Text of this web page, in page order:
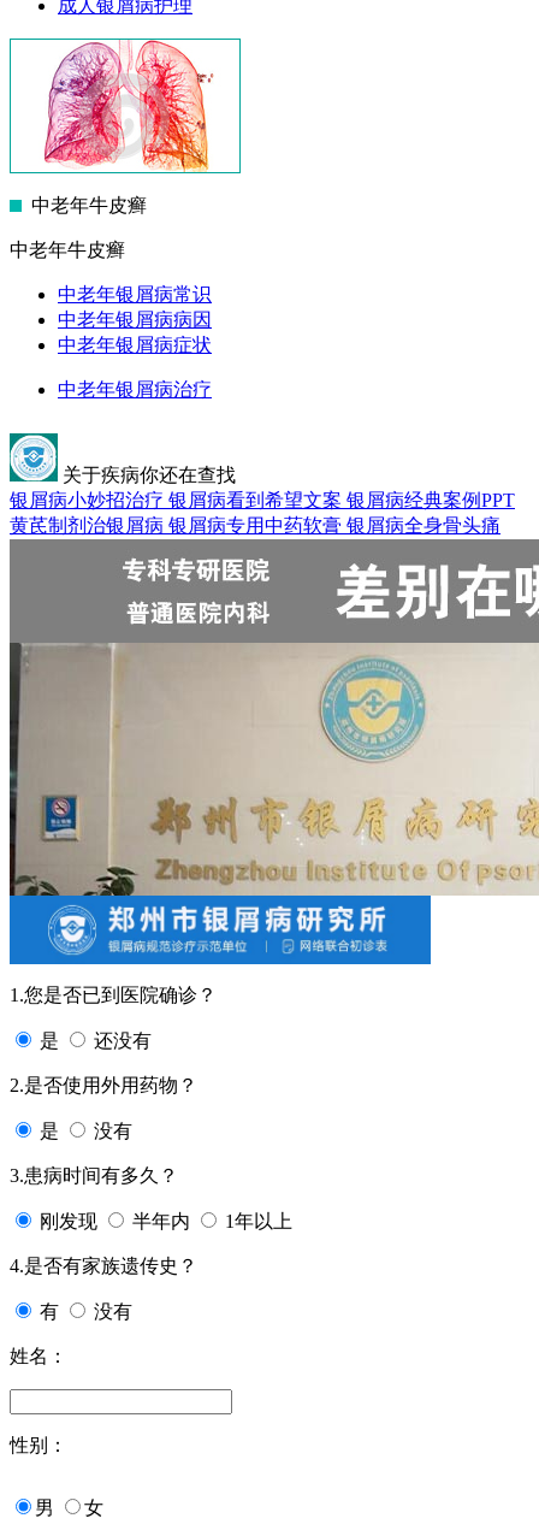
成人银屑病护理
中老年牛皮癣
中老年牛皮癣
中老年银屑病常识
中老年银屑病病因
中老年银屑病症状
中老年银屑病治疗
关于疾病你还在查找
银屑病小妙招治疗 银屑病看到希望文案 银屑病经典案例PPT
黄芪制剂治银屑病 银屑病专用中药软膏 银屑病全身骨头痛
1.您是否已到医院确诊？
是 还没有
2.是否使用外用药物？
是 没有
3.患病时间有多久？
刚发现 半年内 1年以上
4.是否有家族遗传史？
有 没有
姓名：
性别：
男 女